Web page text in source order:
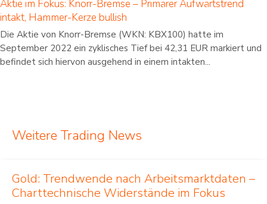
Aktie im Fokus: Knorr-Bremse – Primärer Aufwärtstrend
intakt, Hammer-Kerze bullish
Die Aktie von Knorr-Bremse (WKN: KBX100) hatte im
September 2022 ein zyklisches Tief bei 42,31 EUR markiert und
befindet sich hiervon ausgehend in einem intakten...
Weitere Trading News
Gold: Trendwende nach Arbeitsmarktdaten –
Charttechnische Widerstände im Fokus